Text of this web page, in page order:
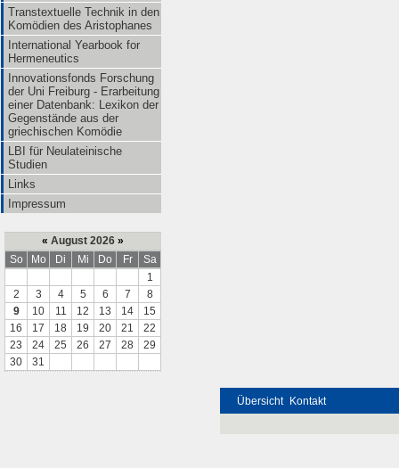
Transtextuelle Technik in den
Komödien des Aristophanes
International Yearbook for
Hermeneutics
Innovationsfonds Forschung
der Uni Freiburg - Erarbeitung
einer Datenbank: Lexikon der
Gegenstände aus der
griechischen Komödie
LBI für Neulateinische
Studien
Links
Impressum
« August 2026 »
So
Mo Di Mi Do Fr
Sa
1
2
3 4 5 6 7
8
9
10 11 12 13 14
15
16
17 18 19 20 21
22
23
24 25 26 27 28
29
30
31
Übersicht Kontakt